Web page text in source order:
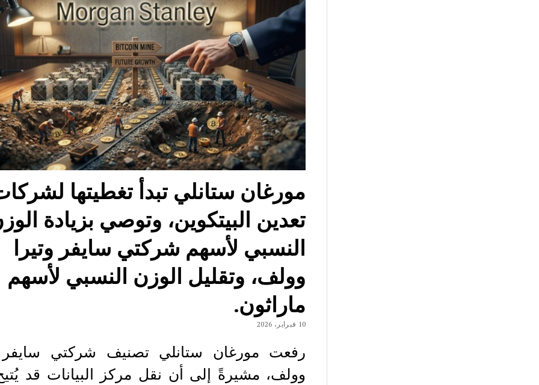
مورغان ستانلي تبدأ تغطيتها
تعدين البيتكوين، وتوصي بزيادة
النسبي لأسهم شركتي سايفر وتيرا
وولف، وتقليل الوزن النسبي لأسهم
ماراثون.
10 فبراير، 2026
رفعت مورغان ستانلي تصنيف شركتي سايفر
وولف، مشيرةً إلى أن نقل مركز البيانات قد